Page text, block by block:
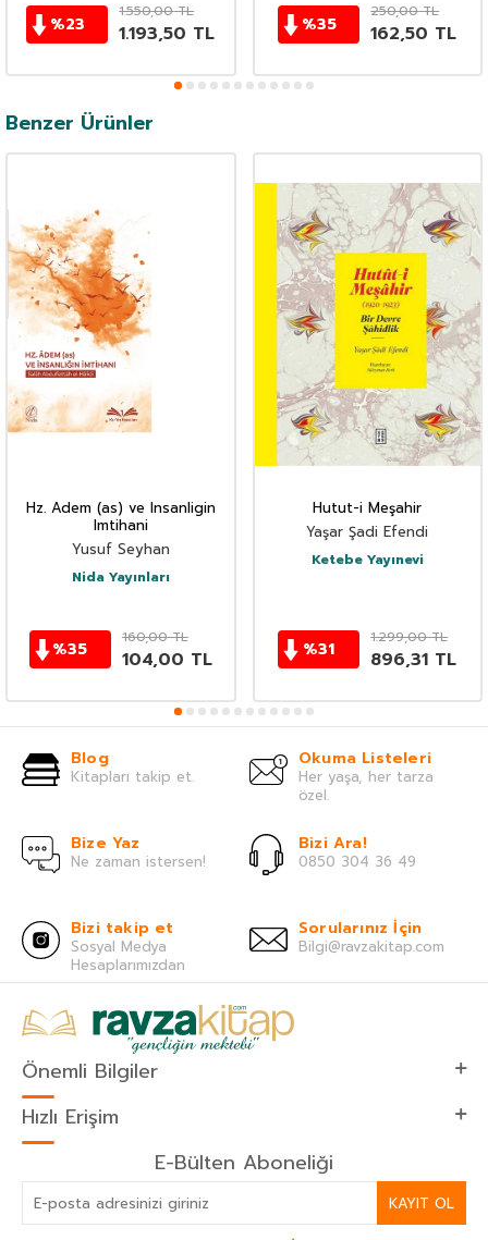
%23
1.550,00TL
1.193,50 TL %35
250,00TL
162,50 TL
Benzer Ürünler
Hz. Adem (as) ve Insanligin
Imtihani
Yusuf Seyhan
Nida Yayınları
%35
160,00TL
104,00 TL
Hutut-i Meşahir
Yaşar Şadi Efendi
Ketebe Yayınevi
%31
1.299,00TL
896,31 TL
Blog
Kitapları takip et.
Okuma Listeleri
Her yaşa, her tarza
özel.
Bize Yaz
Ne zaman istersen!
Bizi Ara!
0850 304 36 49
Bizi takip et
Sosyal Medya
Hesaplarımızdan
Sorularınız İçin
Bilgi@ravzakitap.com
Önemli Bilgiler
Hızlı Erişim
E-Bülten Aboneliği
KAYIT OL